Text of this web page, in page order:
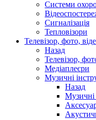
Системи
Сигналізація
Тепловізори
Телевізор, фото,
Назад
Телевізор,
Медіаплеєри
Музичні
Назад
Музичні